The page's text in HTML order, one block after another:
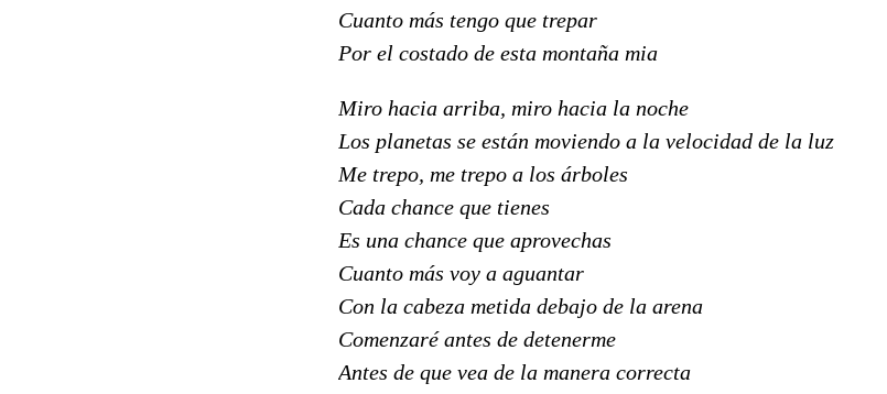
Cuanto más tengo que trepar
Por el costado de esta montaña mia
Miro hacia arriba, miro hacia la noche
Los planetas se están moviendo a la velocidad de la luz
Me trepo, me trepo a los árboles
Cada chance que tienes
Es una chance que aprovechas
Cuanto más voy a aguantar
Con la cabeza metida debajo de la arena
Comenzaré antes de detenerme
Antes de que vea de la manera correcta